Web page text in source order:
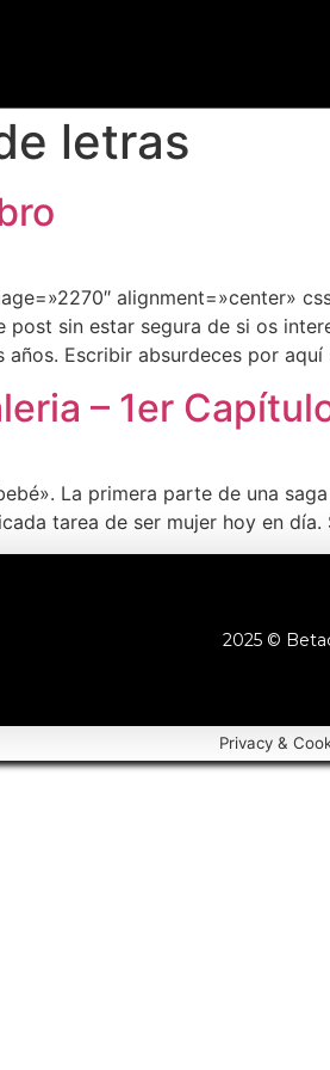
letras
alignment=»center»
post sin estar segura de si os
Escribir absurdeces por
– 1er
La primera parte de una
tarea de ser mujer hoy en
2025 ©
Privacy &